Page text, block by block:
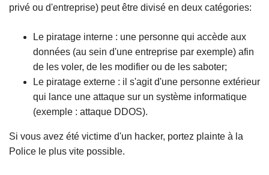
privé ou d'entreprise) peut être divisé en deux catégories:
Le piratage interne : une personne qui accède aux
données (au sein d'une entreprise par exemple) afin
de les voler, de les modifier ou de les saboter;
Le piratage externe : il s'agit d'une personne extérieur
qui lance une attaque sur un système informatique
(exemple : attaque DDOS).
Si vous avez été victime d'un hacker, portez plainte à la
Police le plus vite possible.